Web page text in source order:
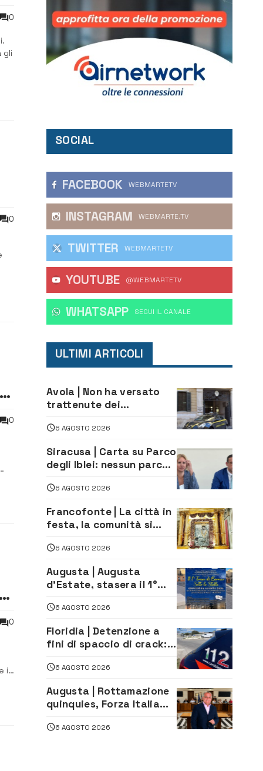
0
gli
0
0
0
i
SOCIAL
FACEBOOK WEBMARTETV
INSTAGRAM WEBMARTE.TV
TWITTER WEBMARTETV
YOUTUBE @WEBMARTETV
WHATSAPP ‎SEGUI IL CANALE
ULTIMI ARTICOLI
Avola | Non ha versato
trattenute dei
oltre 700 mila euro a
imprenditore della
climatizzazione
6 AGOSTO 2026
Siracusa | Carta su Parco
degli Iblei: nessun parco
comunità e il territorio
6 AGOSTO 2026
Francofonte | La città in
festa, la comunità si
della Neve tra fede e
tradizione
6 AGOSTO 2026
Augusta | Augusta
d’Estate, stasera il 1°
le Stelle: piazza
D’Astorga già sold out
6 AGOSTO 2026
Floridia | Detenzione a
fini di spaccio di crack:
6 AGOSTO 2026
Augusta | Rottamazione
quinquies, Forza Italia
«La proposta è nostra»
6 AGOSTO 2026